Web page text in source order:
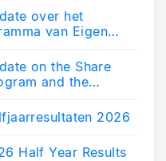
over het
van Eigen
on the Share
and the
2026
Half Year Results